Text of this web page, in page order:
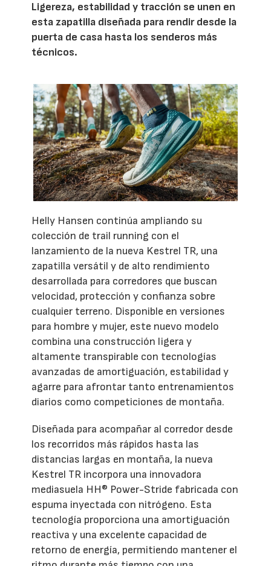
Ligereza, estabilidad y tracción se unen en
esta zapatilla diseñada para rendir desde la
puerta de casa hasta los senderos más
técnicos.
Helly Hansen continúa ampliando su
colección de trail running con el
lanzamiento de la nueva Kestrel TR, una
zapatilla versátil y de alto rendimiento
desarrollada para corredores que buscan
velocidad, protección y confianza sobre
cualquier terreno. Disponible en versiones
para hombre y mujer, este nuevo modelo
combina una construcción ligera y
altamente transpirable con tecnologías
avanzadas de amortiguación, estabilidad y
agarre para afrontar tanto entrenamientos
diarios como competiciones de montaña.
Diseñada para acompañar al corredor desde
los recorridos más rápidos hasta las
distancias largas en montaña, la nueva
Kestrel TR incorpora una innovadora
mediasuela HH® Power-Stride fabricada con
espuma inyectada con nitrógeno. Esta
tecnología proporciona una amortiguación
reactiva y una excelente capacidad de
retorno de energía, permitiendo mantener el